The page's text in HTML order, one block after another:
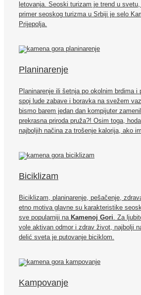
letovanja. Seoski turizam je trend u
primer seoskog turizma u Srbiji je selo
Prijepolja.
Planinarenje
Planinarenje ili šetnja po okolnim brdima i
spoj lude zabave i boravka na svežem
bismo barem jedan dan kompijuter
prekrasna priroda pruža?! Osim toga,
najboljih načina za trošenje kalorija, ako
Biciklizam
Biciklizam, planinarenje, pešačenje,
etno motiva glavne su karakteristike
sve popularniji na Kamenoj Gori. Za
vole aktivan odmor i zdrav život, najbolji
delić sveta je putovanje biciklom.
Kampovanje